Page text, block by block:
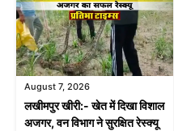
August 7, 2026
लखीमपुर खीरी:- खेत में दिखा विशाल
अजगर, वन विभाग ने सुरक्षित रेस्क्यू